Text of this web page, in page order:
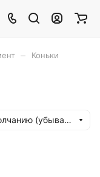
Коньки
По умолчанию (убывание)